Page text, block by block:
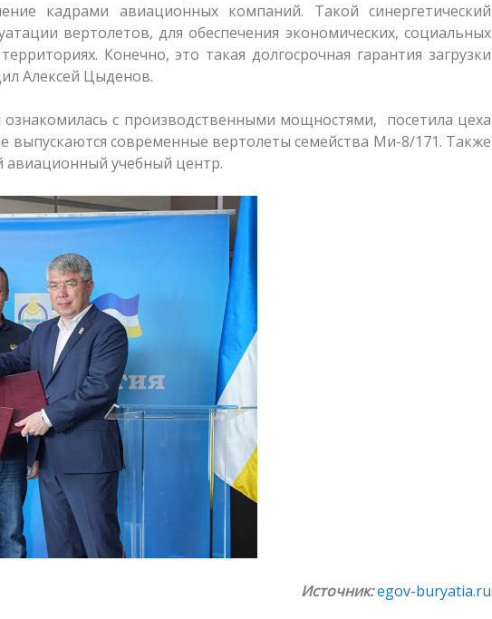
кадрами авиационных компаний. Такой синергетический
вертолетов, для обеспечения экономических, социальных
Конечно, это такая долгосрочная гарантия загрузки
Алексей Цыденов.
ознакомилась с производственными мощностями, посетила цеха
выпускаются современные вертолеты семейства Ми-8/171. Также
учебный центр.
Источник:egov-buryatia.ru